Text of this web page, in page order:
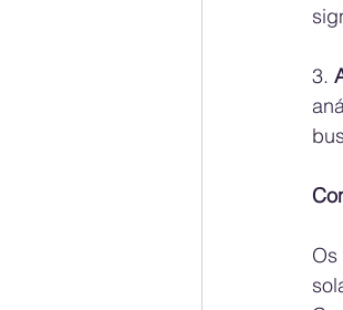
3.